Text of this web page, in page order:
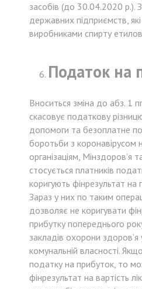
засобів (до 30.04.2020 р.).
державних підприємств,
виробниками спирту
Податок на
Вноситься зміна до абз. 1
скасовує податкову
допомоги та безоплатне
боротьби з коронавірусом
організаціям, Мінздоров’я
стосується платників
коригують фінрезультат на
Зараз у них по таким
дозволяє не коригувати
прибутку попереднього
закладів охорони
комунальній власності.
податку на прибуток, то
фінрезультат на вартість